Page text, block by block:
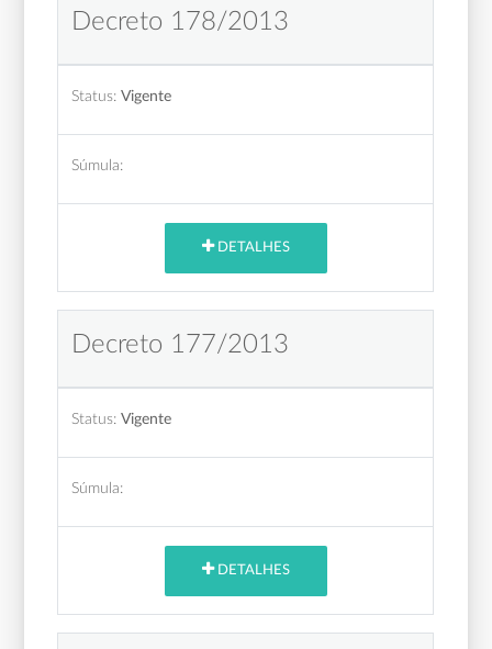
Decreto 178/2013
Status: Vigente
Súmula:
DETALHES
Decreto 177/2013
Status: Vigente
Súmula:
DETALHES